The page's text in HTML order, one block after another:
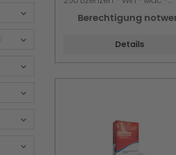
Multilingual
Berechtigung
Details